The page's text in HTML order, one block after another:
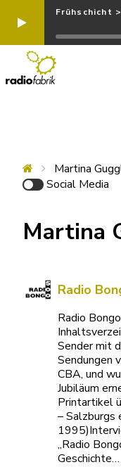
Frühschicht
Martina
Social Media
Martina
Radio
Radio
Sender mit
Sendungen
CBA, und
Jubiläum
Printartikel
–
„Radio
Geschichte…